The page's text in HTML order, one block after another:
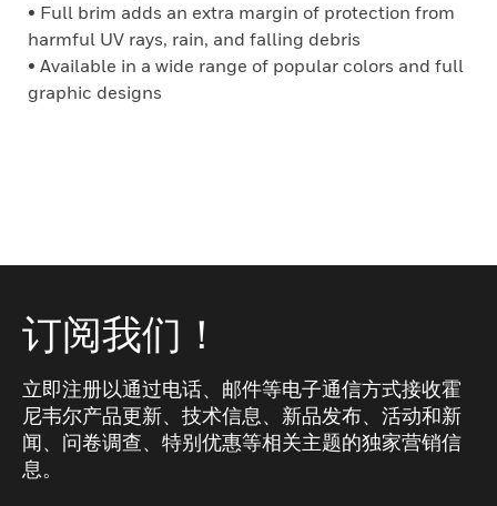
• Full brim adds an extra margin of protection from
harmful UV rays, rain, and falling debris
• Available in a wide range of popular colors and full
graphic designs
订阅我们！
立即注册以通过电话、邮件等电子通信方式接收霍
尼韦尔产品更新、技术信息、新品发布、活动和新
闻、问卷调查、特别优惠等相关主题的独家营销信
息。